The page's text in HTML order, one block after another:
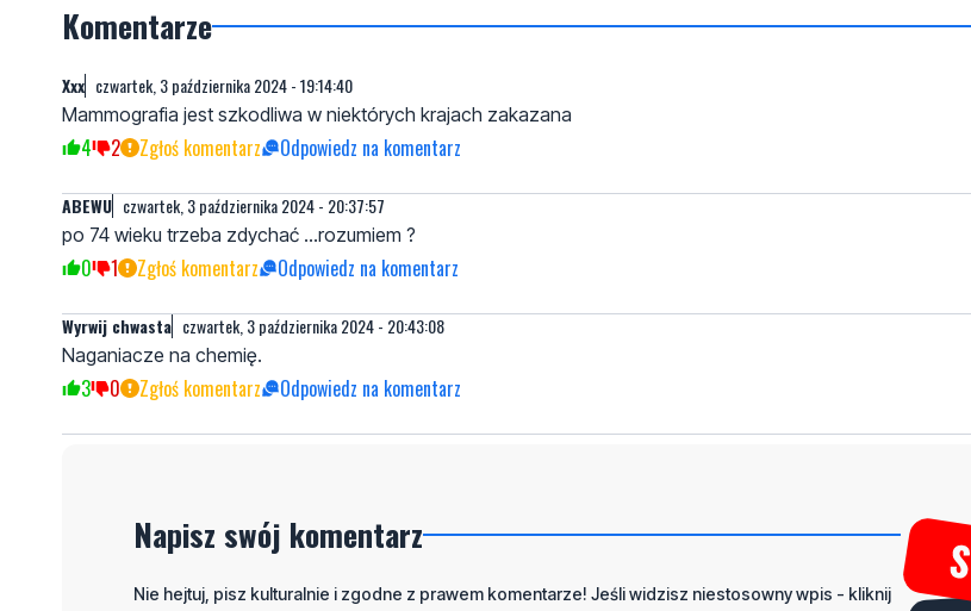
Komentarze
Xxx czwartek, 3 października 2024 - 19:14:40
Mammografia jest szkodliwa w niektórych krajach zakazana
4 2 Zgłoś komentarz Odpowiedz na komentarz
ABEWU czwartek, 3 października 2024 - 20:37:57
po 74 wieku trzeba zdychać ...rozumiem ?
0 1 Zgłoś komentarz Odpowiedz na komentarz
Wyrwij chwasta czwartek, 3 października 2024 - 20:43:08
Naganiacze na chemię.
3 0 Zgłoś komentarz Odpowiedz na komentarz
Napisz swój komentarz
Nie hejtuj, pisz kulturalnie i zgodne z prawem komentarze! Jeśli widzisz niestosowny wpis - kliknij